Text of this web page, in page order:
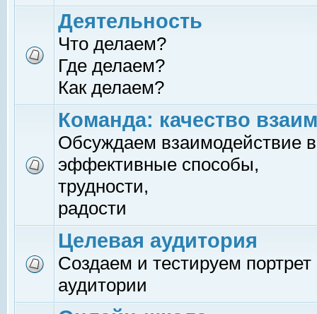
Деятельность
Что делаем?
Где делаем?
Как делаем?
Команда: качество
Обсуждаем взаимодействие
эффективные способы,
трудности,
радости
Целевая аудитория
Создаем и тестируем
аудитории